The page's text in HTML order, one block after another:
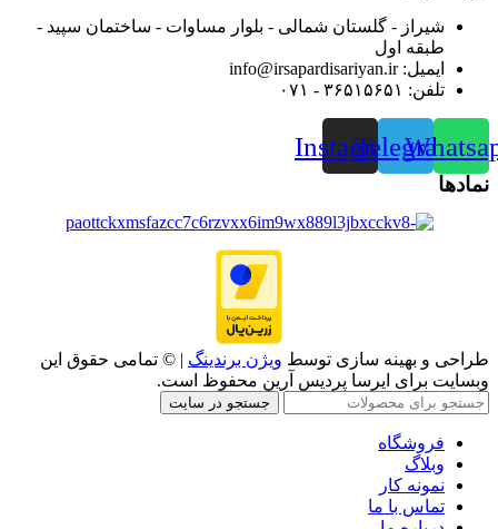
شیراز - گلستان شمالی - بلوار مساوات - ساختمان سپید -
طبقه اول
ایمیل: info@irsapardisariyan.ir
تلفن: ۳۶۵۱۵۶۵۱ - ۰۷۱
Telegram
Instagram
نمادها
طراحی و بهینه سازی توسط ویژن برندینگ | © تمامی حقوق این
وبسایت برای ایرسا پردیس آرین محفوظ است.
جستجو در سایت
فروشگاه
وبلاگ
نمونه کار
تماس با ما